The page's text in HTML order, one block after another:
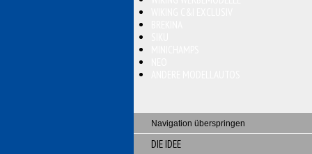
Navigation überspringen
DIE IDEE